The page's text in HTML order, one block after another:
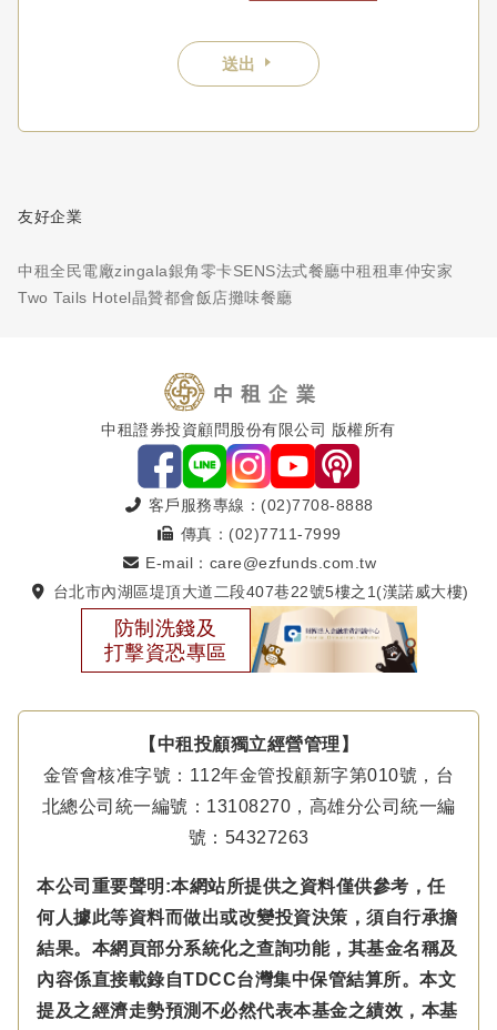
送出
友好企業
中租全民電廠zingala銀角零卡SENS法式餐廳中租租車仲安家
Two Tails Hotel晶贊都會飯店攤味餐廳
中租證券投資顧問股份有限公司 版權所有
客戶服務專線：(02)7708-8888
傳真：(02)7711-7999
E-mail：care@ezfunds.com.tw
台北市內湖區堤頂大道二段407巷22號5樓之1(漢諾威大樓)
防制洗錢及
打擊資恐專區
【中租投顧獨立經營管理】
金管會核准字號：112年金管投顧新字第010號，台
北總公司統一編號：13108270，高雄分公司統一編
號：54327263
本公司重要聲明:本網站所提供之資料僅供參考，任
何人據此等資料而做出或改變投資決策，須自行承擔
結果。本網頁部分系統化之查詢功能，其基金名稱及
內容係直接載錄自TDCC台灣集中保管結算所。本文
提及之經濟走勢預測不必然代表本基金之績效，本基